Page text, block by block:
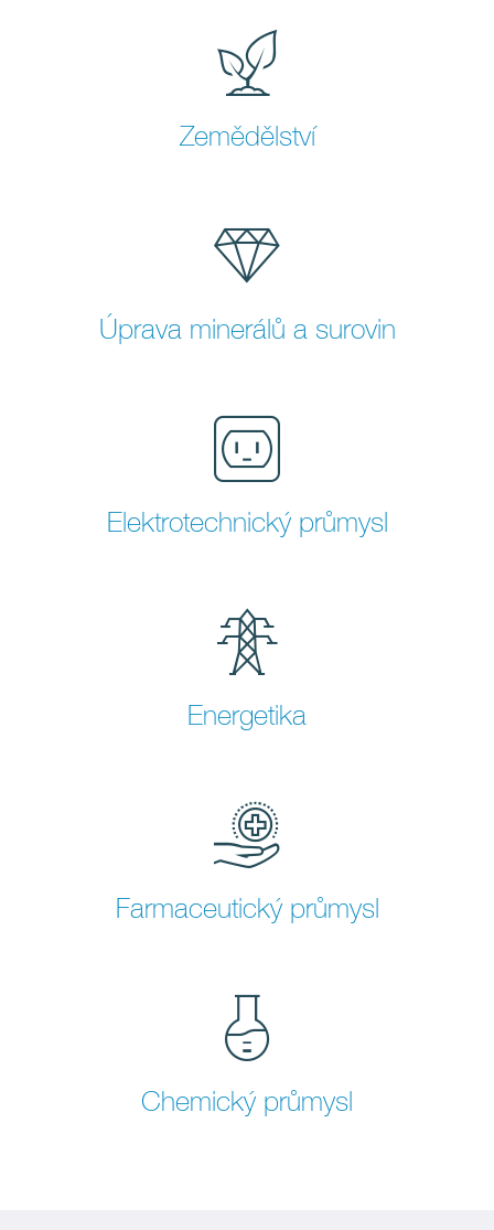
Zemědělství
Úprava minerálů a surovin
Elektrotechnický průmysl
Energetika
Farmaceutický průmysl
Chemický průmysl